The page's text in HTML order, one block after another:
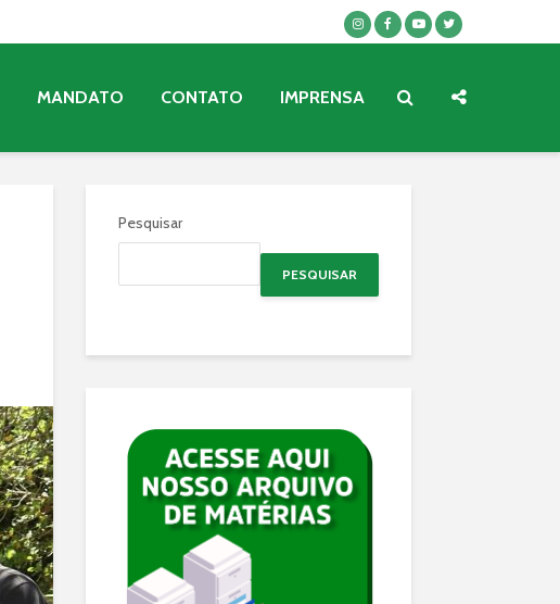
MANDATO CONTATO IMPRENSA
Pesquisar
PESQUISAR